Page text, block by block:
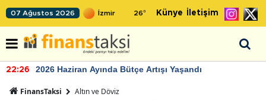
07 Ağustos 2026 26° Künye İletişim
22:26 2026 Haziran Ayında Bütçe Artışı Yaşandı
FinansTaksi Altın ve Döviz